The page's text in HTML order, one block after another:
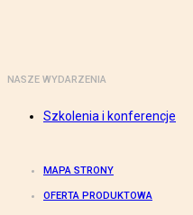
NASZE WYDARZENIA
Szkolenia i konferencje
MAPA STRONY
OFERTA PRODUKTOWA